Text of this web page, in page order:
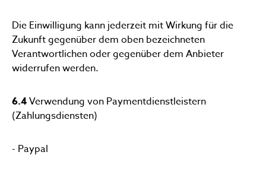
Die Einwilligung kann jederzeit mit Wirkung für die
Zukunft gegenüber dem oben bezeichneten
Verantwortlichen oder gegenüber dem Anbieter
widerrufen werden.
6.4Verwendung von Paymentdienstleistern
(Zahlungsdiensten)
- Paypal